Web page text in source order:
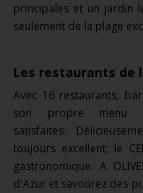
principales et un jardin
seulement de la plage
Les restaurants de
Avec 16 restaurants,
son propre menu
satisfaites.
toujours excellent, le
gastronomique. A
d'Azur et savourez des